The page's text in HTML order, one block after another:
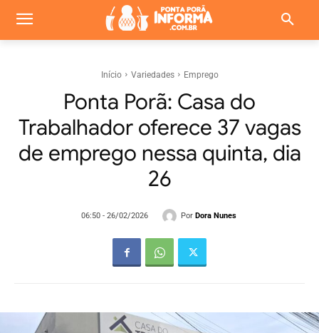
Início Variedades Emprego
Ponta Porã: Casa do
Trabalhador oferece 37 vagas
de emprego nessa quinta, dia
26
06:50 - 26/02/2026 Por Dora Nunes